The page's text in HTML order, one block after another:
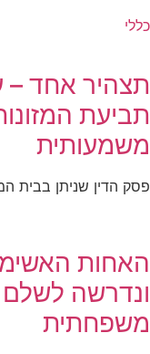
כללי
תצהיר אחד
תביעת
משמעותית
פסק הדין שניתן בבית
האחות
ונדרשה לשלם
משפחתית